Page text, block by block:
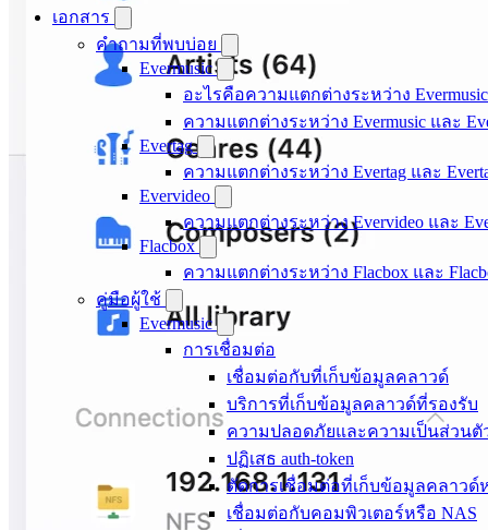
เอกสาร
คำถามที่พบบ่อย
Evermusic
อะไรคือความแตกต่างระหว่าง
ความแตกต่างระหว่าง Evermusic และ
Evertag
ความแตกต่างระหว่าง Evertag และ
Evervideo
ความแตกต่างระหว่าง Evervideo และ
Flacbox
ความแตกต่างระหว่าง Flacbox และ
คู่มือผู้ใช้
Evermusic
การเชื่อมต่อ
เชื่อมต่อกับที่เก็บข้อมูลคลาวด์
บริการที่เก็บข้อมูลคลาวด์ที่รองรับ
ความปลอดภัยและความเป็นส่วนตั
ปฏิเสธ auth-token
ตัดการเชื่อมต่อที่เก็บข้อมูลคลาวด์
เชื่อมต่อกับคอมพิวเตอร์หรือ NAS